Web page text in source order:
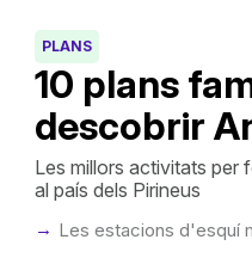
10 plans
descobrir
PLANS
Les millors activitats per
al país dels Pirineus
Les estacions d'esquí